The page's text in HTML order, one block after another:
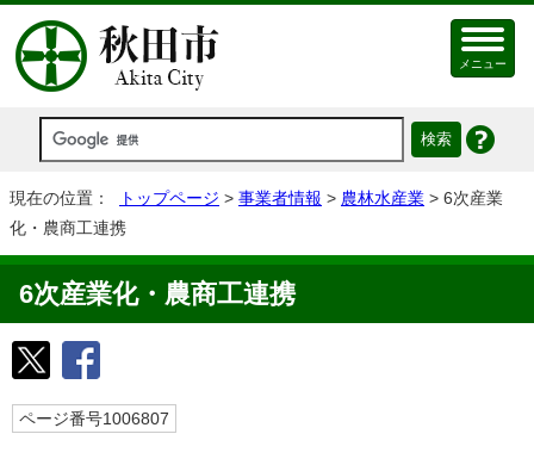
メニュー
現在の位置： トップページ > 事業者情報 > 農林水産業 > 6次産業
化・農商工連携
6次産業化・農商工連携
ページ番号1006807